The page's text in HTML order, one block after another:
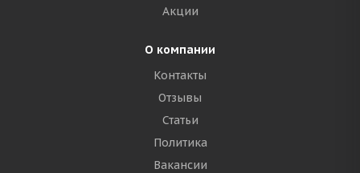
Акции
О компании
Контакты
Отзывы
Статьи
Политика
Вакансии